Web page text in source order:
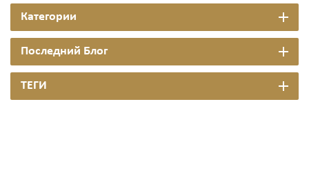
Категории
Последний Блог
ТЕГИ